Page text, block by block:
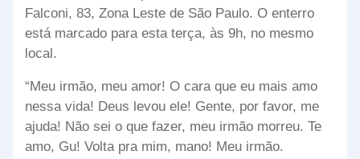
Falconi, 83, Zona Leste de São Paulo. O enterro
está marcado para esta terça, às 9h, no mesmo
local.
“Meu irmão, meu amor! O cara que eu mais amo
nessa vida! Deus levou ele! Gente, por favor, me
ajuda! Não sei o que fazer, meu irmão morreu. Te
amo, Gu! Volta pra mim, mano! Meu irmão.